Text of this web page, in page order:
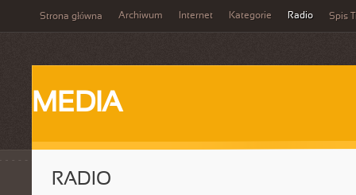
Strona główna Archiwum Internet Kategorie Radio Spis
MEDIA
RADIO